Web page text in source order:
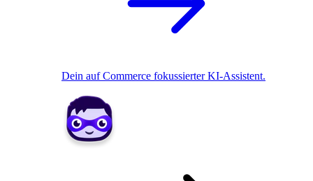
Dein auf Commerce fokussierter KI-Assistent.